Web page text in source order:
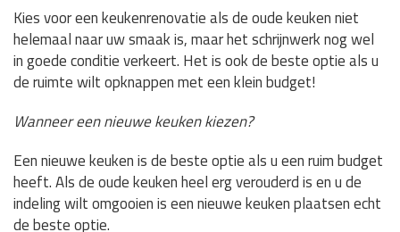
Kies voor een keukenrenovatie als de oude keuken niet
helemaal naar uw smaak is, maar het schrijnwerk nog wel
in goede conditie verkeert. Het is ook de beste optie als u
de ruimte wilt opknappen met een klein budget!
Wanneer een nieuwe keuken kiezen?
Een nieuwe keuken is de beste optie als u een ruim budget
heeft. Als de oude keuken heel erg verouderd is en u de
indeling wilt omgooien is een nieuwe keuken plaatsen echt
de beste optie.